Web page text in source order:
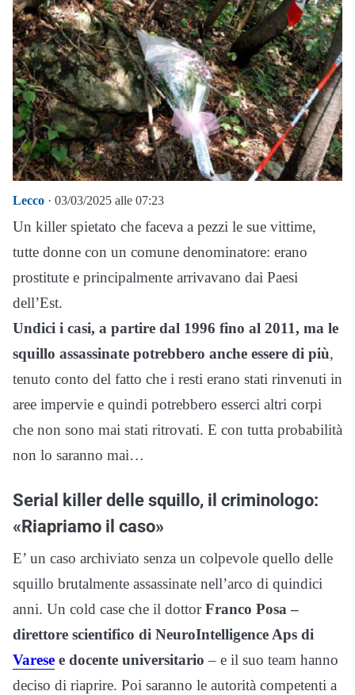
Lecco · 03/03/2025 alle 07:23
Un killer spietato che faceva a pezzi le sue vittime,
tutte donne con un comune denominatore: erano
prostitute e principalmente arrivavano dai Paesi
dell’Est.
Undici i casi, a partire dal 1996 fino al 2011, ma le
squillo assassinate potrebbero anche essere di più,
tenuto conto del fatto che i resti erano stati rinvenuti in
aree impervie e quindi potrebbero esserci altri corpi
che non sono mai stati ritrovati. E con tutta probabilità
non lo saranno mai…
Serial killer delle squillo, il criminologo:
«Riapriamo il caso»
E’ un caso archiviato senza un colpevole quello delle
squillo brutalmente assassinate nell’arco di quindici
anni. Un cold case che il dottorFranco Posa –
direttore scientifico di NeuroIntelligence Aps di
Varese e docente universitario – e il suo team hanno
deciso di riaprire. Poi saranno le autorità competenti a